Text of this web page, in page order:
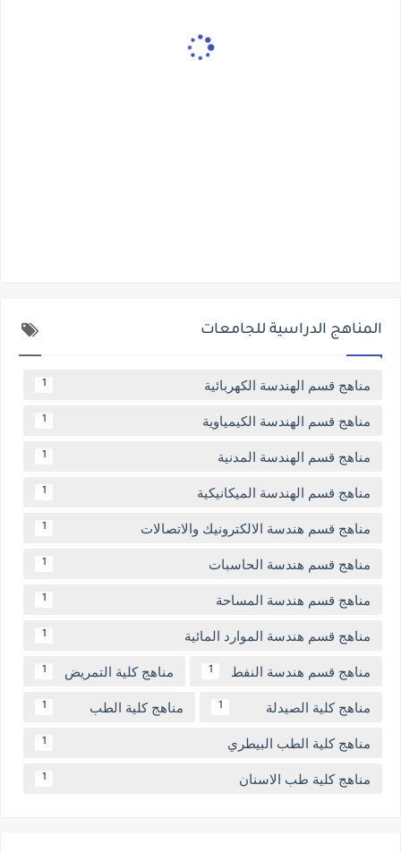
المناهج الدراسية للجامعات
مناهج قسم الهندسة الكهربائية 1
مناهج قسم الهندسة الكيمياوية 1
مناهج قسم الهندسة المدنية 1
مناهج قسم الهندسة الميكانيكية 1
مناهج قسم هندسة الالكترونيك والاتصالات 1
مناهج قسم هندسة الحاسبات 1
مناهج قسم هندسة المساحة 1
مناهج قسم هندسة الموارد المائية 1
مناهج قسم هندسة النفط 1 مناهج كلية التمريض 1
مناهج كلية الصيدلة 1 مناهج كلية الطب 1
مناهج كلية الطب البيطري 1
مناهج كلية طب الاسنان 1